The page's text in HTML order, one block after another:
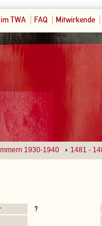
TWA FAQ Mitwirkende
1930-1940 1481 -
?